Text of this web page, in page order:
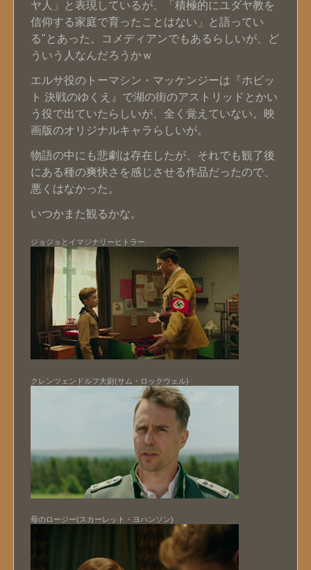
ヤ人」と表現しているが、「積極的にユダヤ教を
信仰する家庭で育ったことはない」と語ってい
る"とあった。コメディアンでもあるらしいが、ど
ういう人なんだろうかｗ
エルサ役のトーマシン・マッケンジーは『ホビッ
ト 決戦のゆくえ』で湖の街のアストリッドとかい
う役で出ていたらしいが、全く覚えていない。映
画版のオリジナルキャラらしいが。
物語の中にも悲劇は存在したが、それでも観了後
にある種の爽快さを感じさせる作品だったので、
悪くはなかった。
いつかまた観るかな。
ジョジョとイマジナリーヒトラー
クレンツェンドルフ大尉(サム・ロックウェル)
母のロージー(スカーレット・ヨハンソン)